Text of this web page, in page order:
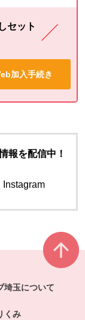
セット
加入手続き
報を配信中！
。
Instagram
別のウィンドウ
埼玉について
くみ